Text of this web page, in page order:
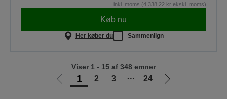
inkl. moms (4.338,22 kr ekskl. moms)
Køb nu
Her køber du Sammenlign
Gå
1 2 3 ⋯ 24
Gå
Viser 1 - 15 af 348 emner